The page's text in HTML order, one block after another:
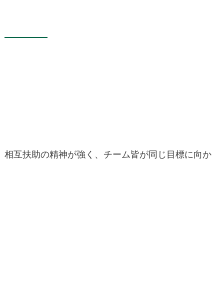
相互扶助の精神が強く、チーム皆が同じ目標に向か